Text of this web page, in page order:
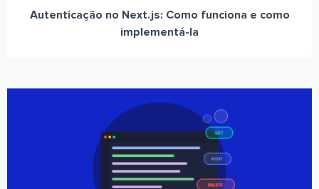
Autenticação no Next.js: Como funciona e como
implementá-la